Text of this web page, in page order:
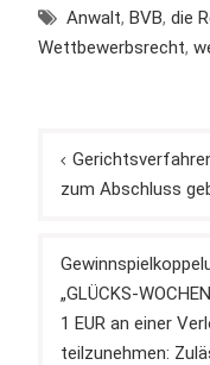
Anwalt, BVB, die
Wettbewerbsrecht,
zum Abschluss
„GLÜCKS-
1 EUR an einer
teilzunehmen: